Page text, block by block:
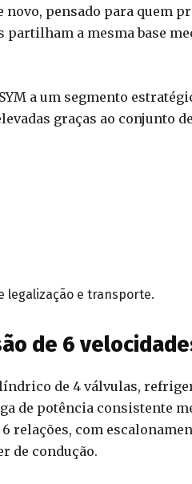
pensado para quem
a mesma base
a um segmento
graças ao conjunto
legalização e transporte.
de 6
de 4 válvulas,
de potência consistente
relações, com
de condução.